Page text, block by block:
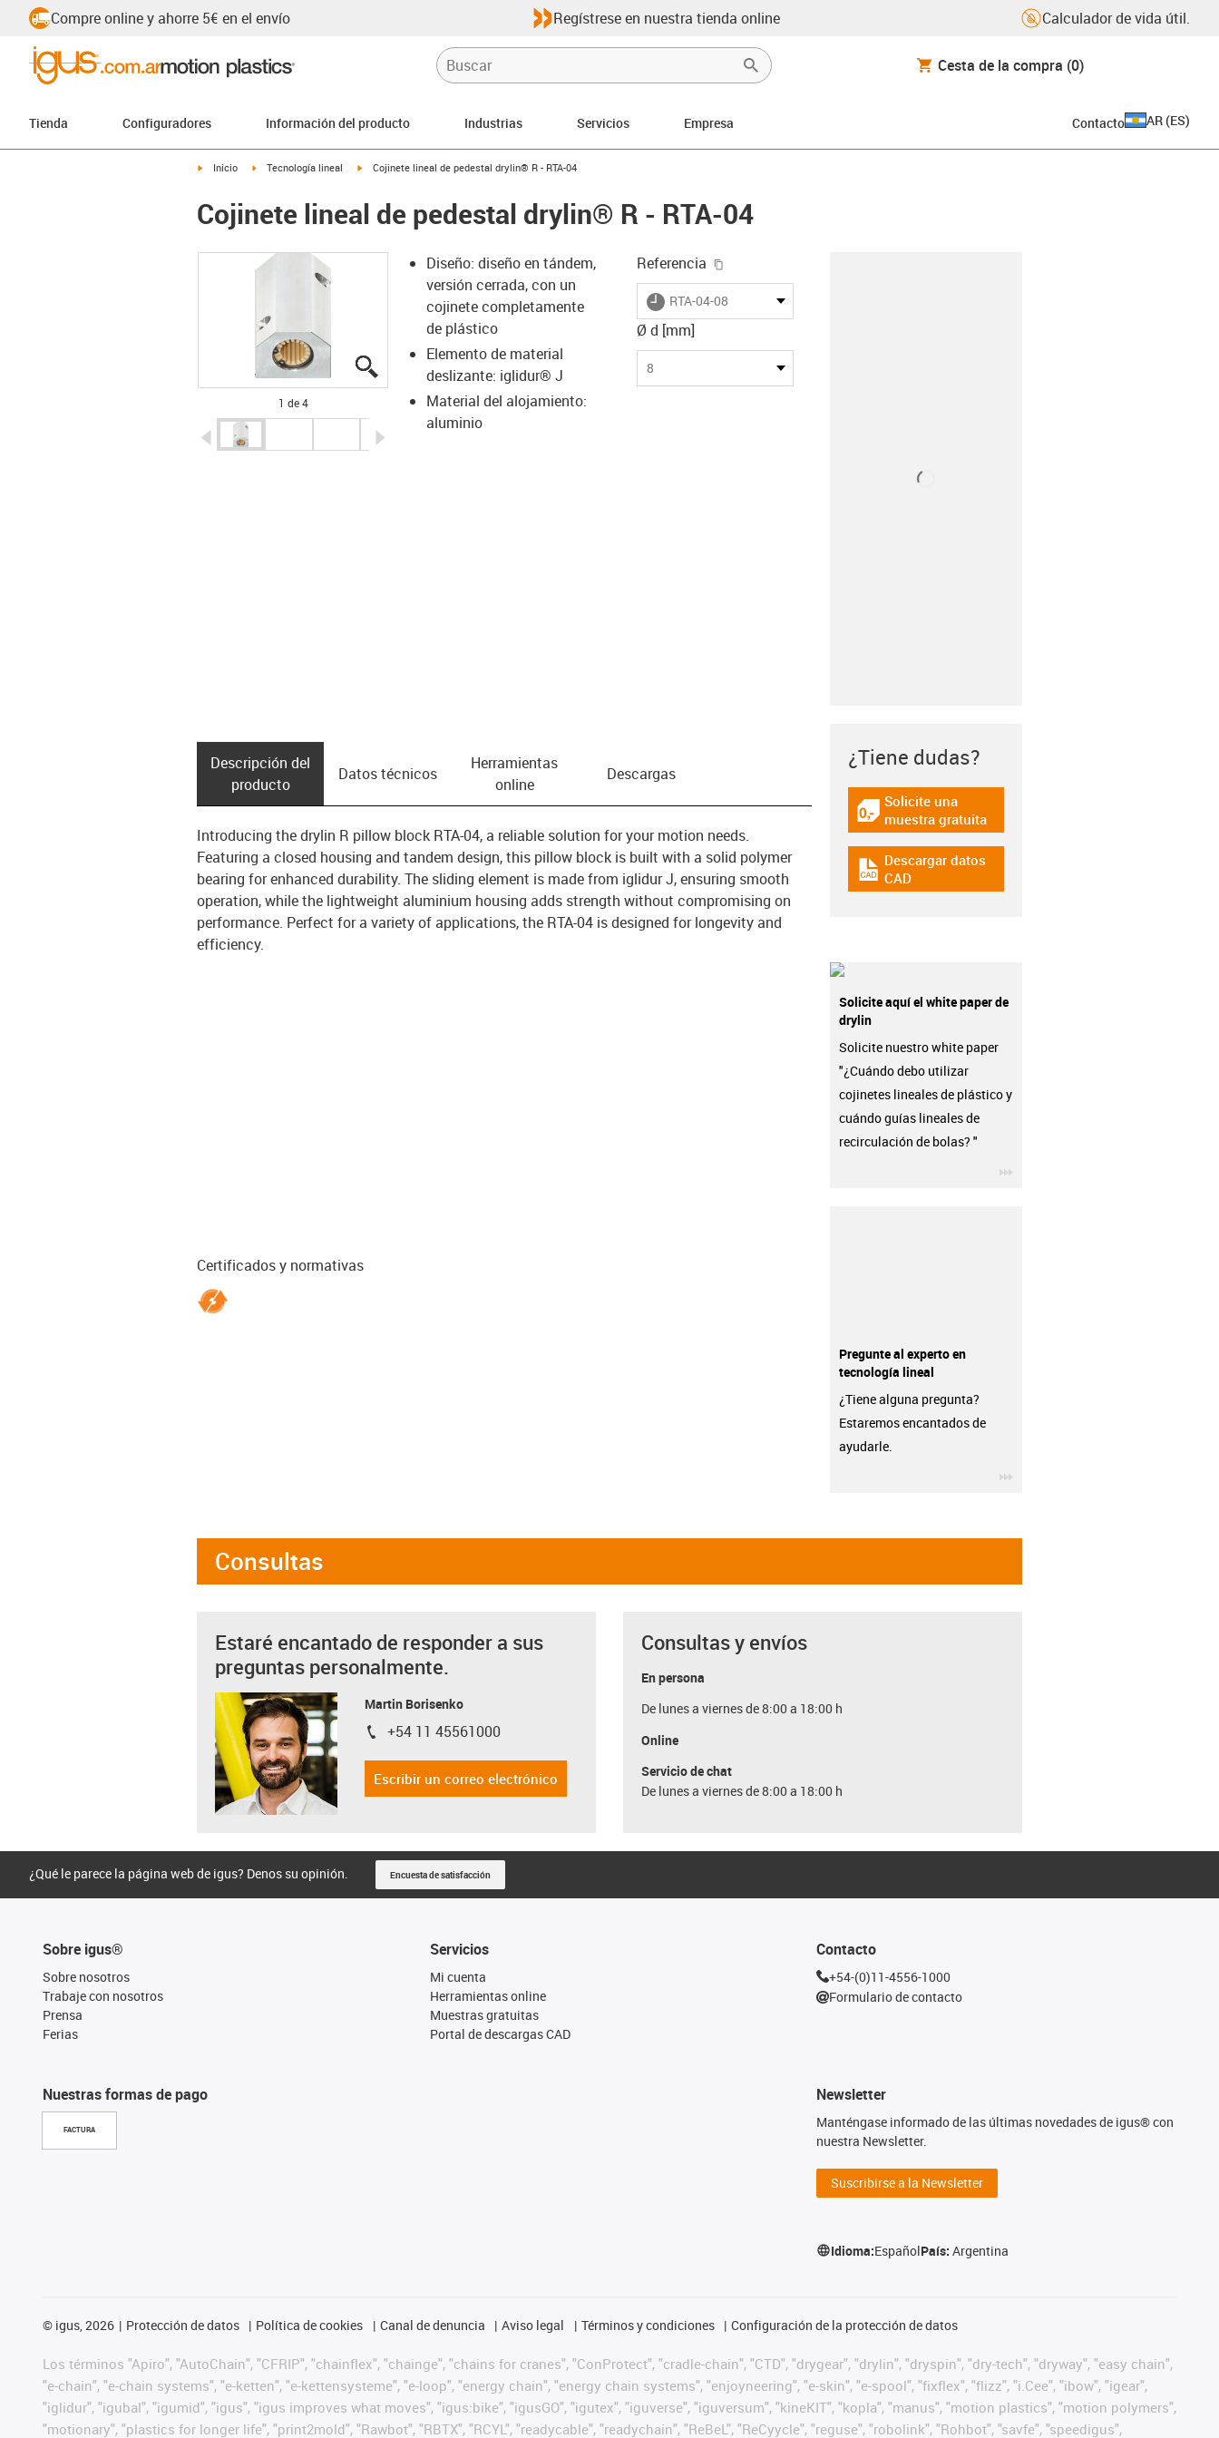
Compre online y ahorre 5€ en el envío Regístrese en nuestra tienda online Calculador de vida útil.
Cesta de la compra (0)
Tienda Configuradores Información del producto Industrias Servicios Empresa Contacto AR (ES)
igus-icon-arrow-right
Inicio igus-icon-arrow-right
Tecnología lineal igus-icon-arrow-right
Cojinete lineal de pedestal drylin® R - RTA-04
Cojinete lineal de pedestal drylin® R - RTA-04
igus-icon-lupe
igus-icon-lupe
igus-icon-lupe
igus-icon-lupe
1 de 4
igus-icon-arrow-left
Diseño: diseño en tándem,
versión cerrada, con un
cojinete completamente
de plástico
Elemento de material
deslizante: iglidur® J
Material del alojamiento:
aluminio
Referencia
igus-icon-lieferzeit
RTA-04-08
Ø d [mm]
8
Descripción del
producto
Datos técnicos
Herramientas
online
Descargas
Introducing the drylin R pillow block RTA-04, a reliable solution for your motion needs.
Featuring a closed housing and tandem design, this pillow block is built with a solid polymer
bearing for enhanced durability. The sliding element is made from iglidur J, ensuring smooth
operation, while the lightweight aluminium housing adds strength without compromising on
performance. Perfect for a variety of applications, the RTA-04 is designed for longevity and
efficiency.
Certificados y normativas
¿Tiene dudas?
igus-icon-gratismuster
Solicite una
muestra gratuita
igus-icon-cad-dateien
Descargar datos
CAD
Solicite aquí el white paper de
drylin
Solicite nuestro white paper
"¿Cuándo debo utilizar
cojinetes lineales de plástico y
cuándo guías lineales de
recirculación de bolas? "
Pregunte al experto en
tecnología lineal
¿Tiene alguna pregunta?
Estaremos encantados de
ayudarle.
Consultas
Estaré encantado de responder a sus
preguntas personalmente.
Martin Borisenko
igus-icon-phone
+54 11 45561000
Escribir un correo electrónico
Consultas y envíos
En persona
De lunes a viernes de 8:00 a 18:00 h
Online
Servicio de chat
De lunes a viernes de 8:00 a 18:00 h
¿Qué le parece la página web de igus? Denos su opinión. Encuesta de satisfacción
Sobre igus®
Sobre nosotros
Trabaje con nosotros
Prensa
Ferias
Nuestras formas de pago
FACTURA
Servicios
Mi cuenta
Herramientas online
Muestras gratuitas
Portal de descargas CAD
Contacto
+54-(0)11-4556-1000
Formulario de contacto
Newsletter
Manténgase informado de las últimas novedades de igus® con
nuestra Newsletter.
Suscribirse a la Newsletter
Idioma:EspañolPaís:Argentina
© igus, 2026 Protección de datos Política de cookies Canal de denuncia Aviso legal Términos y condiciones Configuración de la protección de datos
Los términos "Apiro", "AutoChain", "CFRIP", "chainflex", "chainge", "chains for cranes", "ConProtect", "cradle-chain", "CTD", "drygear", "drylin", "dryspin", "dry-tech", "dryway", "easy chain",
"e-chain", "e-chain systems", "e-ketten", "e-kettensysteme", "e-loop", "energy chain", "energy chain systems", "enjoyneering", "e-skin", "e-spool", "fixflex", "flizz", "i.Cee", "ibow", "igear",
"iglidur", "igubal", "igumid", "igus", "igus improves what moves", "igus:bike", "igusGO", "igutex", "iguverse", "iguversum", "kineKIT", "kopla", "manus", "motion plastics", "motion polymers",
"motionary", "plastics for longer life", "print2mold", "Rawbot", "RBTX", "RCYL", "readycable", "readychain", "ReBeL", "ReCyycle", "reguse", "robolink", "Rohbot", "savfe", "speedigus",